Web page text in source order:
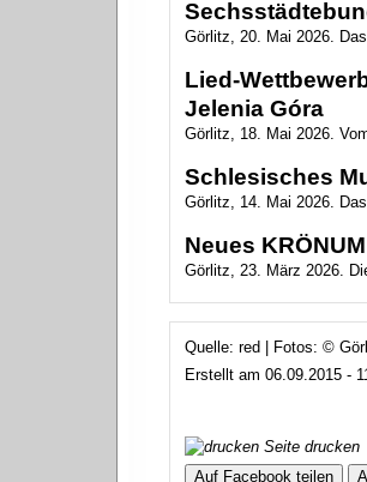
Görlitz, 20. Mai 2026.
Lied-
Jelenia Góra
Görlitz, 18. Mai 2026.
Schlesisches
Görlitz, 14. Mai 2026.
Neues
Görlitz, 23. März 2026.
Quelle: red | Fotos: ©
Erstellt am 06.09.2015 -
Seite drucken
Auf Facebook teilen